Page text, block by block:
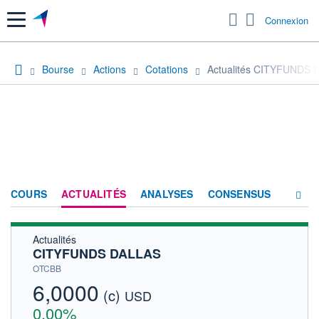
Menu Connexion
Bourse Actions Cotations Actualités CITYFUNDS
COURS ACTUALITÉS ANALYSES CONSENSUS
Actualités
CITYFUNDS DALLAS
OTCBB
6,0000 (c) USD
0,00%